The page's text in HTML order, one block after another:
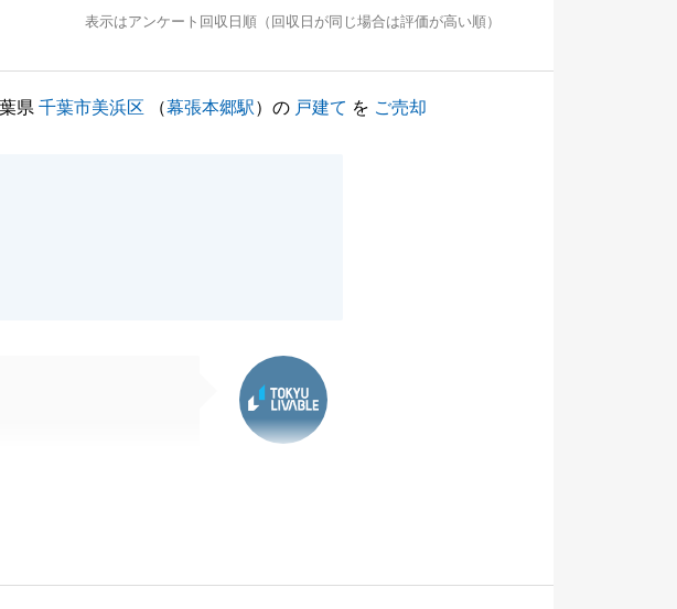
表示はアンケート回収日順（回収日が同じ場合は評価が高い順）
県千葉市美浜区 （幕張本郷駅）の 戸建て を ご売却
。
い。